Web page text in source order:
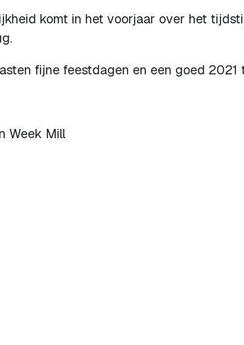
komt in het voorjaar over het
fijne feestdagen en een goed 2021
Week Mill